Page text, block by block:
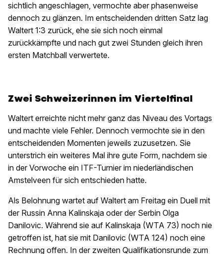
sichtlich angeschlagen, vermochte aber phasenweise
dennoch zu glänzen. Im entscheidenden dritten Satz lag
Waltert 1:3 zurück, ehe sie sich noch einmal
zurückkämpfte und nach gut zwei Stunden gleich ihren
ersten Matchball verwertete.
Zwei Schweizerinnen im Viertelfinal
Waltert erreichte nicht mehr ganz das Niveau des Vortags
und machte viele Fehler. Dennoch vermochte sie in den
entscheidenden Momenten jeweils zuzusetzen. Sie
unterstrich ein weiteres Mal ihre gute Form, nachdem sie
in der Vorwoche ein ITF-Turnier im niederländischen
Amstelveen für sich entschieden hatte.
Als Belohnung wartet auf Waltert am Freitag ein Duell mit
der Russin Anna Kalinskaja oder der Serbin Olga
Danilovic. Während sie auf Kalinskaja (WTA 73) noch nie
getroffen ist, hat sie mit Danilovic (WTA 124) noch eine
Rechnung offen. In der zweiten Qualifikationsrunde zum